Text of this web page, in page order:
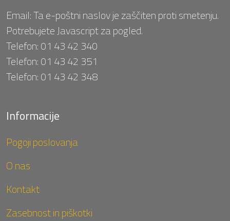
Email:Ta e-poštni naslov je zaščiten proti smetenju.
Potrebujete Javascript za pogled.
Telefon:01 43 42 340
Telefon:01 43 42 351
Telefon:01 43 42 348
Informacije
Pogoji poslovanja
O nas
Kontakt
Zasebnost in piškotki